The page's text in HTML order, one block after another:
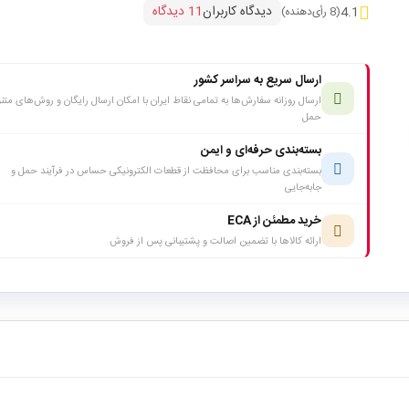
4.1(8 رأی‌دهنده) دیدگاه کاربران11 دیدگاه
ارسال سریع به سراسر کشور
ارسال روزانه سفارش‌ها به تمامی نقاط ایران با امکان ارسال رایگان و روش‌های
حمل
بسته‌بندی حرفه‌ای و ایمن
بسته‌بندی مناسب برای محافظت از قطعات الکترونیکی حساس در فرآیند حمل و
جابه‌جایی
خرید مطمئن از ECA
ارائه کالاها با تضمین اصالت و پشتیبانی پس از فروش